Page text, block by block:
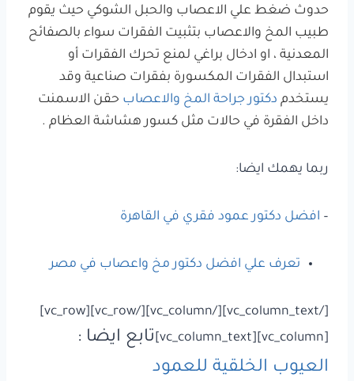
حدوث ضغط علي الاعصاب والحبل الشوكي حيث يقوم
طبيب المخ والاعصاب بتثبيت الفقرات سواء بالصفائح
المعدنية ، او ادخال براغي لمنع تحرك الفقرات أو
استبدال الفقرات المكسورة بفقرات صناعية وقد
يستخدم دكتور جراحة المخ والاعصاب حقن الاسمنت
داخل الفقرة في حالات مثل كسور هشاشة العظام .
ربما يهمك ايضا:
– افضل دكتور عمود فقري في القاهرة
تعرف علي افضل دكتور مخ واعصاب في مصر
[/vc_column_text][/vc_column][/vc_row][vc_row]
[vc_column][vc_column_text]
تابع ايضا :
العيوب الخلقية للعمود